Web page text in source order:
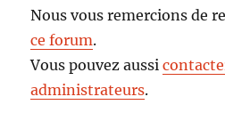
Nous vous remercions de
ce forum.
Vous pouvez aussi
administrateurs.